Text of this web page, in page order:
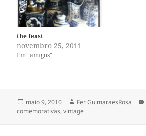
the feast
novembro 25, 2011
Em "amigos"
Publicado
em
maio 9, 2010 Autor
Fer GuimaraesRosa
comemorativas,vintage